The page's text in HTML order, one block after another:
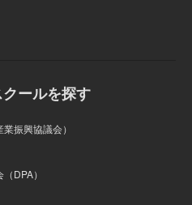
ールを探す
振興協議会）
DPA）